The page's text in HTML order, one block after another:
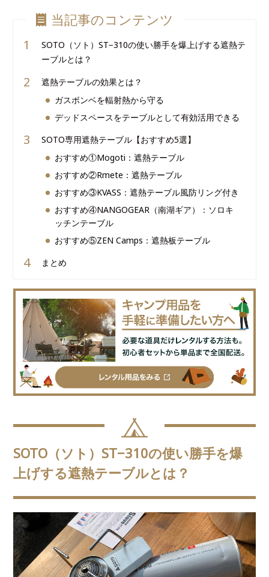
当記事のコンテンツ
SOTO（ソト）ST−310の使い勝手を爆上げする遮熱テ
ーブルとは？
遮熱テーブルの効果とは？
ガスボンベを輻射熱から守る
デッドスペースをテーブルとして有効活用できる
SOTO専用遮熱テーブル【おすすめ5選】
おすすめ①Mogoti：遮熱テーブル
おすすめ②Rmete：遮熱テーブル
おすすめ③KVASS：遮熱テーブル風防リング付き
おすすめ④NANGOGEAR（南湖ギア）：ソロキ
ッチンテーブル
おすすめ⑤ZEN Camps：遮熱板テーブル
まとめ
SOTO（ソト）ST−310の使い勝手を爆
上げする遮熱テーブルとは？